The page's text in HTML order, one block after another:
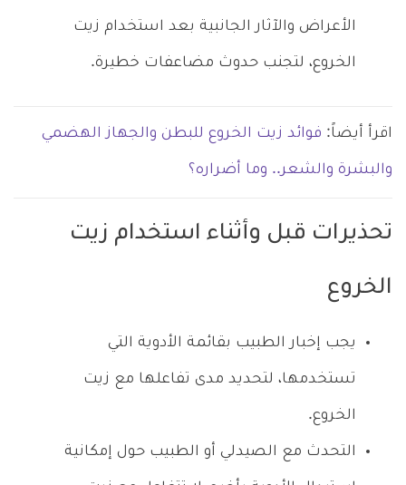
الأعراض والآثار الجانبية بعد استخدام زيت
الخروع، لتجنب حدوث مضاعفات خطيرة.
اقرأ أيضاً: فوائد زيت الخروع للبطن والجهاز الهضمي
والبشرة والشعر.. وما أضراره؟
تحذيرات قبل وأثناء استخدام زيت
الخروع
يجب إخبار الطبيب بقائمة الأدوية التي
تستخدمها، لتحديد مدى تفاعلها مع زيت
الخروع.
التحدث مع الصيدلي أو الطبيب حول إمكانية